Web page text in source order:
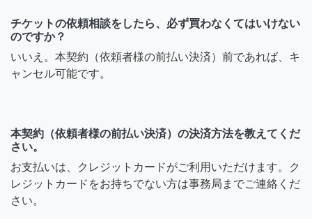
チケットの依頼相談をしたら、必ず買わなくてはいけない
のですか？
いいえ。本契約（依頼者様の前払い決済）前であれば、キ
ャンセル可能です。
本契約（依頼者様の前払い決済）の決済方法を教えてくだ
さい。
お支払いは、クレジットカードがご利用いただけます。ク
レジットカードをお持ちでない方は事務局までご連絡くだ
さい。